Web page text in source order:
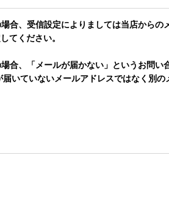
受信設定によりましては当店からの
てください。
「メールが届かない」というお問い
ていないメールアドレスではなく別の